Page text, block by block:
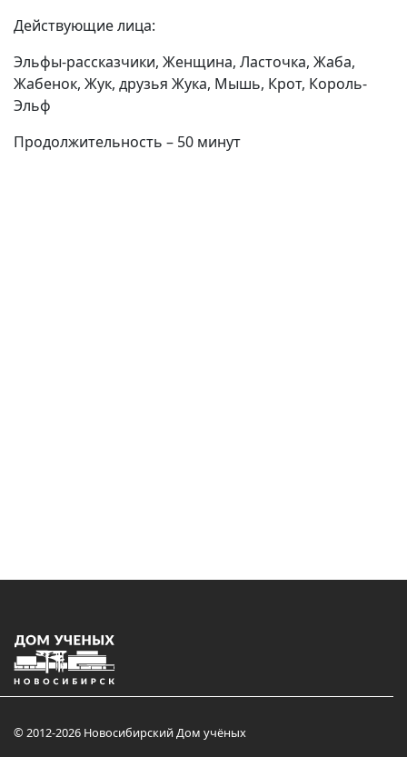
Действующие лица:
Эльфы-рассказчики, Женщина, Ласточка, Жаба,
Жабенок, Жук, друзья Жука, Мышь, Крот, Король-
Эльф
Продолжительность – 50 минут
© 2012-2026 Новосибирский Дом учёных